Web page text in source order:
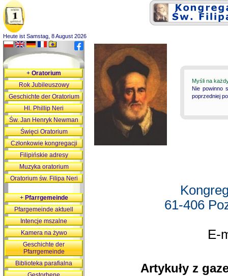
Heute ist Samstag, 8 August 2026
Myśli na
Nie powinno
poprzedniej
61-406
E-
Artykuły z
+Oratorium
Rok Jubileuszowy
Geschichte der Oratorium
Hl. Phillip Neri
Św. Jan Henryk Newman
Święci Oratorium
Członkowie kongregacji
Filipińskie adresy
Muzyka oratorium
Oratorium św. Filipa Neri
+Pfarrgemeinde
Pfargemeinde aktuell
Intencje mszalne
Kamera na żywo
Geschichte der
Pfarrgemeinde
Biblioteka parafialna